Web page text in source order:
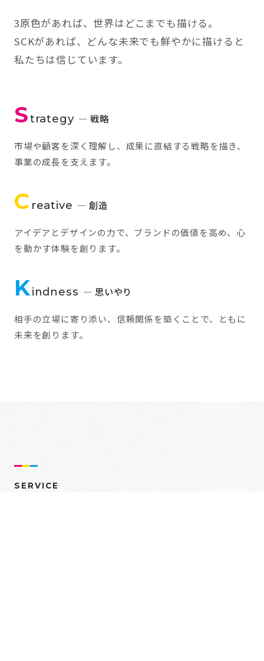
3原色があれば、世界はどこまでも描ける。
SCKがあれば、どんな未来でも鮮やかに描けると
私たちは信じています。
Strategy — 戦略
市場や顧客を深く理解し、成果に直結する戦略を描き、
事業の成長を支えます。
C reative — 創造
アイデアとデザインの力で、ブランドの価値を高め、心
を動かす体験を創ります。
Kindness — 思いやり
相手の立場に寄り添い、信頼関係を築くことで、ともに
未来を創ります。
SERVICE